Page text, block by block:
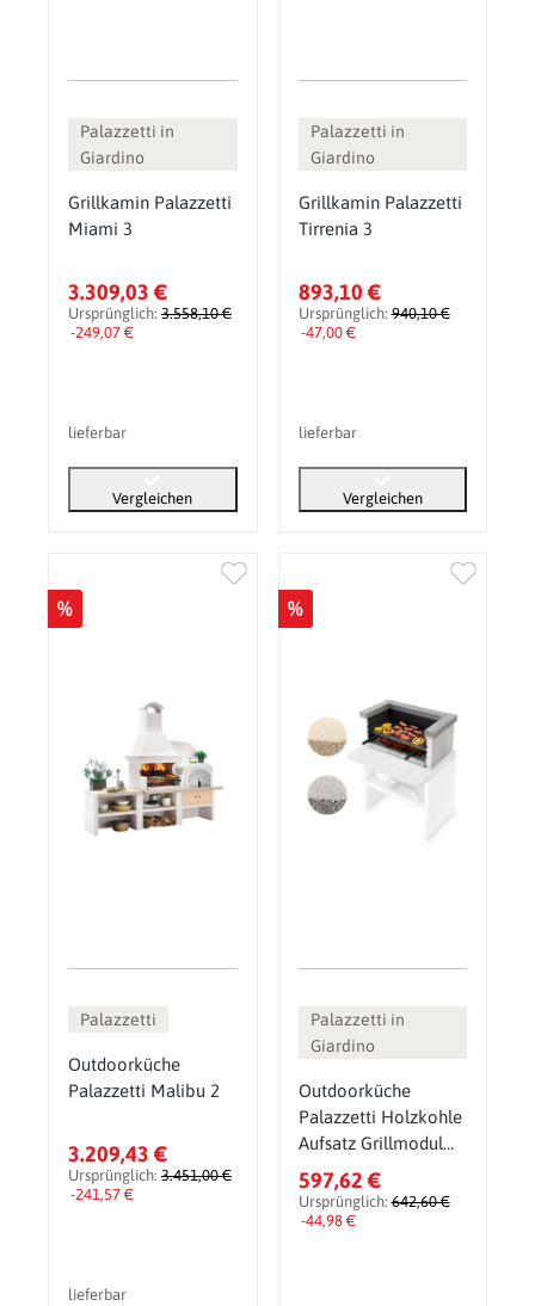
Palazzetti in
Giardino
Grillkamin Palazzetti
Miami 3
3.309,03 €
Ursprünglich: 3.558,10 €
-249,07 €
lieferbar
Vergleichen
Palazzetti in
Giardino
Grillkamin Palazzetti
Tirrenia 3
893,10 €
Ursprünglich:940,10 €
-47,00 €
lieferbar
Vergleichen
%
Palazzetti
Outdoorküche
Palazzetti Malibu 2
3.209,43 €
Ursprünglich: 3.451,00 €
-241,57 €
lieferbar
%
Palazzetti in
Giardino
Outdoorküche
Palazzetti Holzkohle
Aufsatz Grillmodul
Single
597,62 €
Ursprünglich:642,60 €
-44,98 €